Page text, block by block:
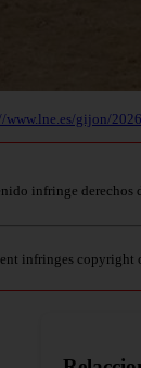
www.lne.es/gijon/
infringe
infringes copyright